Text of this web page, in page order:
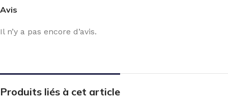
Avis
Il n’y a pas encore d’avis.
Produits liés à cet article